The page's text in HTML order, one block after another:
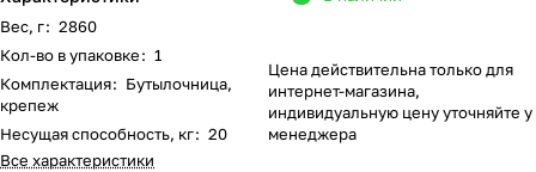
Вес, г: 2860
Кол-во в упаковке: 1
Комплектация: Бутылочница,
крепеж
Несущая способность, кг: 20
Все характеристики
Цена действительна только для
интернет-магазина,
индивидуальную цену уточняйте у
менеджера